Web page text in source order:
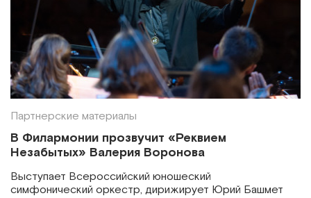
Партнерские материалы
В Филармонии прозвучит «Реквием
Незабытых» Валерия Воронова
Выступает Всероссийский юношеский
симфонический оркестр, дирижирует Юрий Башмет